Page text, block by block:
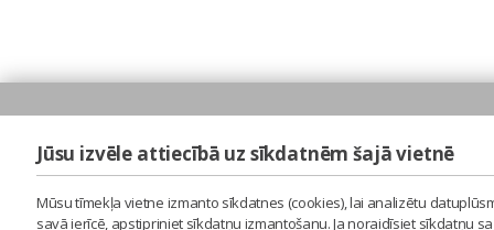
Jūsu izvēle attiecībā uz sīkdatnēm šajā vietnē
Mūsu tīmekļa vietne izmanto sīkdatnes (cookies), lai analizētu
savā ierīcē, apstipriniet sīkdatņu izmantošanu. Ja noraidīsiet sīkdatņu